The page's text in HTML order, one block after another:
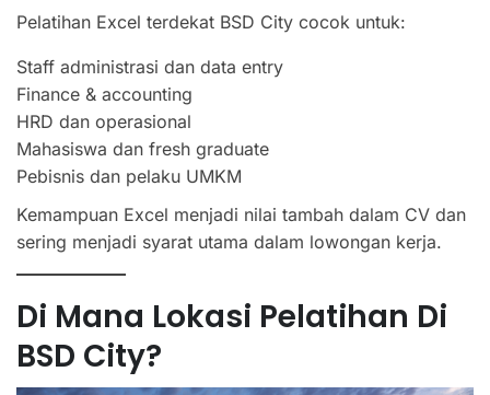
Pelatihan Excel terdekat BSD City cocok untuk:
Staff administrasi dan data entry
Finance & accounting
HRD dan operasional
Mahasiswa dan fresh graduate
Pebisnis dan pelaku UMKM
Kemampuan Excel menjadi nilai tambah dalam CV dan
sering menjadi syarat utama dalam lowongan kerja.
Di Mana Lokasi Pelatihan Di
BSD City?